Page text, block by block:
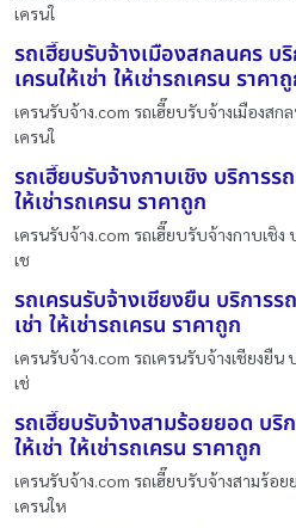
เครนใ
รถเฮี๊ยบรับจ้างเมืองสกลนคร บ
เครนให้เช่า ให้เช่ารถเครน ราคา
เครนรับจ้าง.com รถเฮี๊ยบรับจ้างเมืองสก
เครนใ
รถเฮี๊ยบรับจ้างกาบเชิง บริการร
ให้เช่ารถเครน ราคาถูก
เครนรับจ้าง.com รถเฮี๊ยบรับจ้างกาบเชิง
เช
รถเครนรับจ้างเชียงยืน บริการร
เช่า ให้เช่ารถเครน ราคาถูก
เครนรับจ้าง.com รถเครนรับจ้างเชียงยืน
เช่
รถเฮี๊ยบรับจ้างสามร้อยยอด บริ
ให้เช่า ให้เช่ารถเครน ราคาถูก
เครนรับจ้าง.com รถเฮี๊ยบรับจ้างสามร้อ
เครนให